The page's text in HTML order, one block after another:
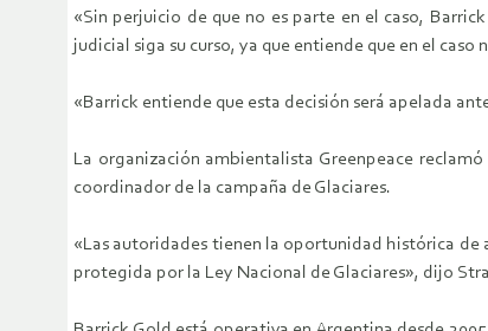
«Sin perjuicio de que no es parte en el caso,
judicial siga su curso, ya que entiende que en el caso
«Barrick entiende que esta decisión será apelada
La organización ambientalista Greenpeace
coordinador de la campaña de Glaciares.
«Las autoridades tienen la oportunidad histórica de
protegida por la Ley Nacional de Glaciares», dijo